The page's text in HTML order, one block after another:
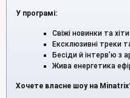
У програмі:
Свіжі новинки та хіти
Ексклюзивні треки
Бесіди й інтерв’ю з
Жива енергетика
Хочете власне шоу на